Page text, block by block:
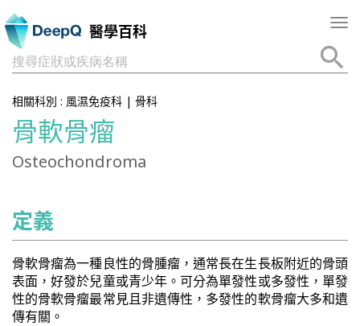
醫學百科
搜尋症狀或疾病名稱
相關科別 : 風濕免疫科 | 骨科
骨軟骨瘤
Osteochondroma
定義
骨軟骨瘤為一種良性的骨腫瘤，通常長在生長板附近的骨頭
表面，好發於兒童或青少年。可分為單發性或多發性，單發
性的骨軟骨瘤最常見且非遺傳性，多發性的軟骨瘤大多和遺
傳有關。